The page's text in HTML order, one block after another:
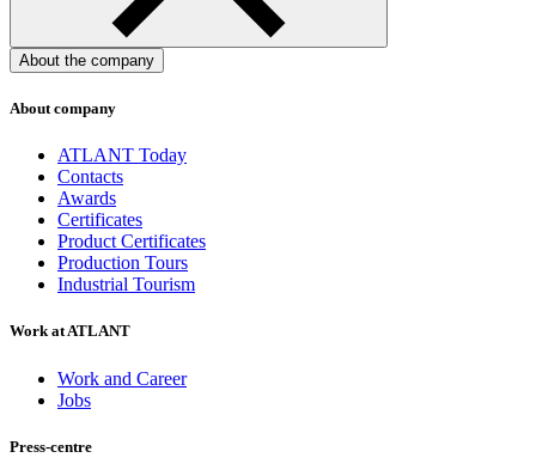
About the company
About company
ATLANT Today
Contacts
Awards
Certificates
Product Certificates
Production Tours
Industrial Tourism
Work at ATLANT
Work and Career
Jobs
Press-centre